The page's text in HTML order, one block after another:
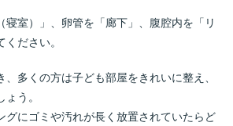
寝室）」、卵管を「廊下」、腹腔内を「リ
ださい。
多くの方は子ども部屋をきれいに整え、
う。
グにゴミや汚れが長く放置されていたらど